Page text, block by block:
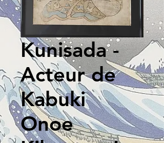
Kunisada -
Acteur de
Kabuki
Onoe